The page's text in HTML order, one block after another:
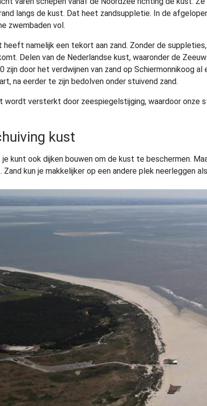
langs de kust. Dat heet zandsuppletie. In de
zwembaden vol.
heeft namelijk een tekort aan zand. Zonder de
Delen van de Nederlandse kust, waaronder de
zijn door het verdwijnen van zand op Schiermonnikoog
na eerder te zijn bedolven onder stuivend zand.
versterkt door zeespiegelstijging, waardoor onze
kust
je kunt ook dijken bouwen om de kust te beschermen.
Zand kun je makkelijker op een andere plek neerleggen